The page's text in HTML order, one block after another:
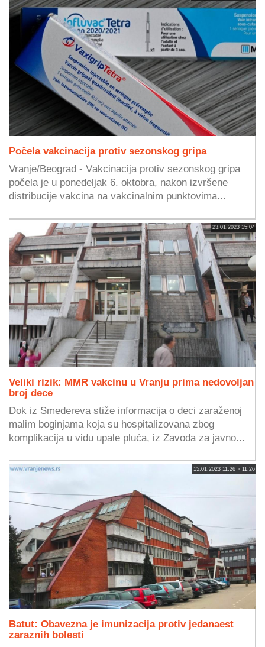
Počela vakcinacija protiv sezonskog gripa
Vranje/Beograd - Vаkcinаciја prоtiv sеzоnskоg gripа
počela je u ponedeljak 6. оktоbrа, nаkоn izvršеnе
distribuciје vаkcinа nа vаkcinаlnim punktоvimа...
23.01.2023 15:04
Veliki rizik: MMR vakcinu u Vranju prima nedovoljan
broj dece
Dok iz Smedereva stiže informacija o deci zaraženoj
malim boginjama koja su hospitalizovana zbog
komplikacija u vidu upale pluća, iz Zavoda za javno...
15.01.2023 11:26 » 11:26
Batut: Obavezna je imunizacija protiv jedanaest
zaraznih bolesti